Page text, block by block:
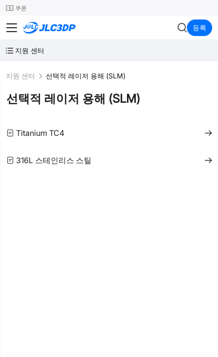
24SMT 쿠폰
JLC3DP 등록
지원 센터
지원 센터 선택적 레이저 용해 (SLM)
선택적 레이저 용해 (SLM)
Titanium TC4
316L 스테인리스 스틸